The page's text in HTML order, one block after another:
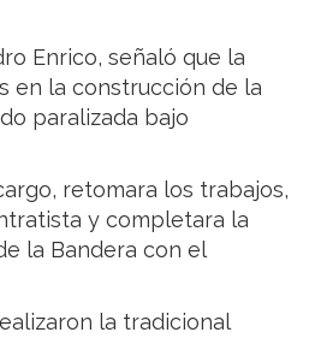
Enrico, señaló que la
en la construcción de la
paralizada bajo
retomara los trabajos,
y completara la
la Bandera con el
la tradicional